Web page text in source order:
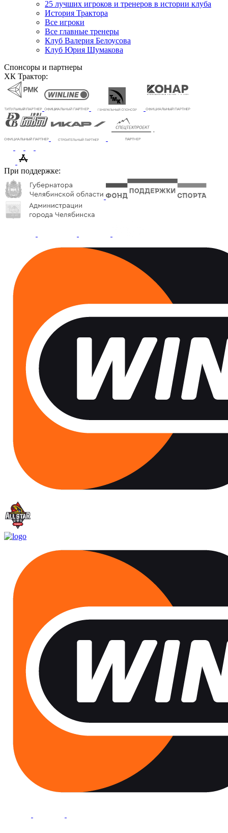
25 лучших игроков и тренеров в истории клуба
История Трактора
Все игроки
Все главные тренеры
Клуб Валерия Белоусова
Клуб Юрия Шумакова
Спонсоры и партнеры
ХК Трактор:
При поддержке: